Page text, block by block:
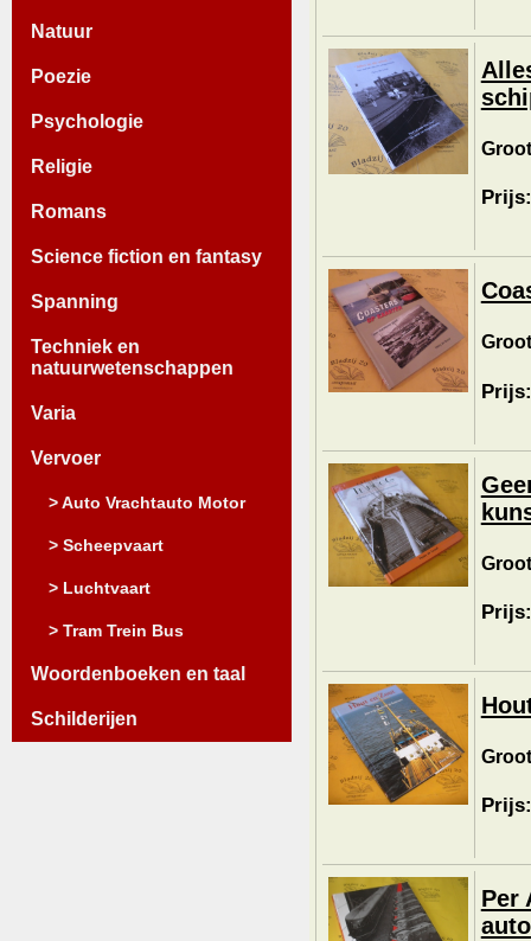
Natuur
Poezie
Psychologie
Religie
Romans
Science fiction en fantasy
Spanning
Techniek en
natuurwetenschappen
Varia
Vervoer
> Auto Vrachtauto Motor
> Scheepvaart
> Luchtvaart
> Tram Trein Bus
Woordenboeken en taal
Schilderijen
Per